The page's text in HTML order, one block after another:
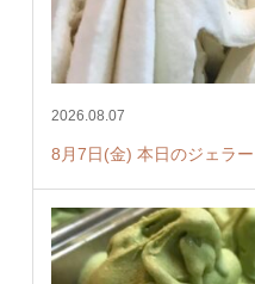
2026.08.07
8月7日(金) 本日のジェラ